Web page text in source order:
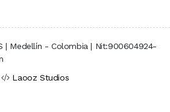
| Medellín - Colombia | Nit:900604924-
Laooz Studios